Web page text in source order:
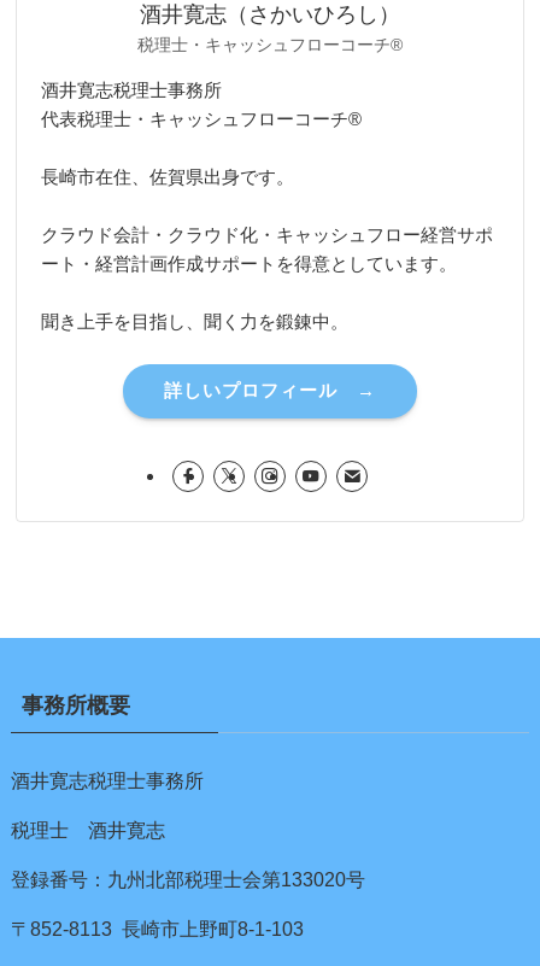
酒井寛志（さかいひろし）
税理士・キャッシュフローコーチ®
酒井寛志税理士事務所
代表税理士・キャッシュフローコーチ®
長崎市在住、佐賀県出身です。
クラウド会計・クラウド化・キャッシュフロー経営サポ
ート・経営計画作成サポートを得意としています。
聞き上手を目指し、聞く力を鍛錬中。
詳しいプロフィール →
事務所概要
酒井寛志税理士事務所
税理士 酒井寛志
登録番号：九州北部税理士会第133020号
〒852-8113 長崎市上野町8-1-103